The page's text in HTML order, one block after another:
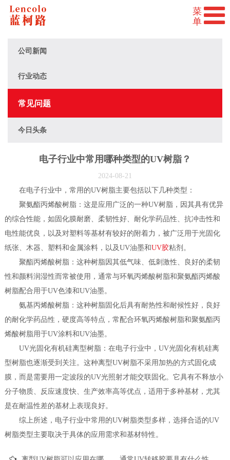
公司新闻
行业动态
常见问题
今日头条
电子行业中常用哪种类型的UV树脂？
2024-08-21
在电子行业中，常用的UV树脂主要包括以下几种类型：
聚氨酯丙烯酸树脂：这是应用广泛的一种UV树脂，因其具有优异
的综合性能，如固化膜耐磨、柔韧性好、耐化学药品性、抗冲击性和
电性能优良，以及对塑料等基材有较好的附着力，被广泛用于光固化
纸张、木器、塑料和金属涂料，以及UV油墨和UV胶粘剂。
聚酯丙烯酸树脂：这种树脂因其低气味、低刺激性、良好的柔韧
性和颜料润湿性而常被使用，通常与环氧丙烯酸树脂和聚氨酯丙烯酸
树脂配合用于UV色漆和UV油墨。
氨基丙烯酸树脂：这种树脂固化后具有耐热性和耐候性好，良好
的耐化学药品性，硬度高等特点，常配合环氧丙烯酸树脂和聚氨酯丙
烯酸树脂用于UV涂料和UV油墨。
UV光固化有机硅离型树脂：在电子行业中，UV光固化有机硅离
型树脂也逐渐受到关注。这种离型UV树脂不采用加热的方式固化成
膜，而是需要用一定波段的UV光照射才能交联固化。它具有不释放小
分子物质、反应速度快、生产效率高等优点，适用于多种基材，尤其
是在耐温性差的基材上表现良好。
综上所述，电子行业中常用的UV树脂类型多样，选择合适的UV
树脂类型主要取决于具体的应用需求和基材特性。